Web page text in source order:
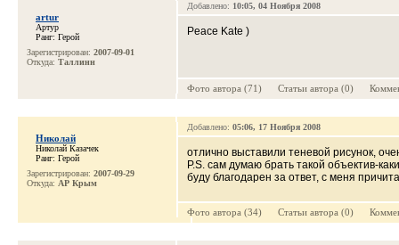
artur
Артур
Ранг: Герой
Зарегистрирован: 2007-09-01
Откуда: Таллинн
Добавлено: 10:05, 04 Ноября 2008
Peace Kate )
Фото автора (71) Cтатьи автора (0)
Николай
Николай Казачек
Ранг: Герой
Зарегистрирован: 2007-09-29
Откуда: АР Крым
Добавлено: 05:06, 17 Ноября 2008
отлично выставили теневой рисунок,
P.S. сам думаю брать такой объектив-
буду благодарен за ответ, с меня
Фото автора (34) Cтатьи автора (0)